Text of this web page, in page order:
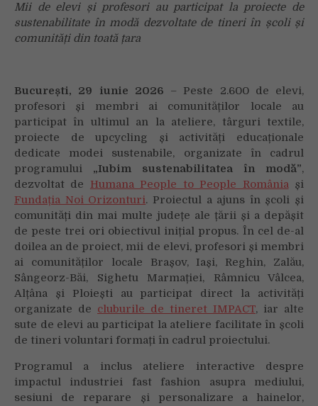
la
târguri
textile
cum
au
adus
adolescenții
moda
sustenabilă
în
comunitățile
lor
Mii de elevi și profesori au participat la proiecte de
sustenabilitate în modă dezvoltate de tineri în școli și
comunități din toată țara
București, 29 iunie 2026 – Peste 2.600 de elevi,
profesori și membri ai comunităților locale au
participat în ultimul an la ateliere, târguri textile,
proiecte de upcycling și activități educaționale
dedicate modei sustenabile, organizate în cadrul
programului „Iubim sustenabilitatea în modă”,
dezvoltat de Humana People to People Româniași
Fundația Noi Orizonturi. Proiectul a ajuns în școli și
comunități din mai multe județe ale țării și a depășit
de peste trei ori obiectivul inițial propus. În cel de-al
doilea an de proiect, mii de elevi, profesori și membri
ai comunităților locale Brașov, Iași, Reghin, Zalău,
Sângeorz-Băi, Sighetu Marmației, Râmnicu Vâlcea,
Alțâna și Ploiești au participat direct la activități
organizate de cluburile de tineret IMPACT, iar alte
sute de elevi au participat la ateliere facilitate în școli
de tineri voluntari formați în cadrul proiectului.
Programul a inclus ateliere interactive despre
impactul industriei fast fashion asupra mediului,
sesiuni de reparare și personalizare a hainelor,